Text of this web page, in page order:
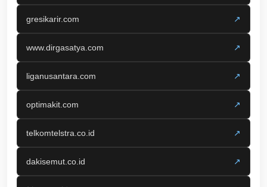
gresikarir.com ↗
www.dirgasatya.com ↗
liganusantara.com ↗
optimakit.com ↗
telkomtelstra.co.id ↗
dakisemut.co.id ↗